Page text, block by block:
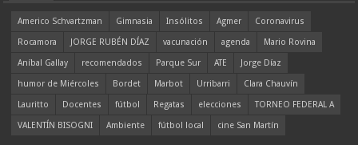
Americo Schvartzman Gimnasia Insólitos Agmer
Coronavirus
Rocamora
JORGE RUBÉN DÍAZ vacunación agenda
Mario Rovina
Aníbal Gallay
recomendados Parque Sur ATE
Jorge Díaz
humor de Miércoles
Bordet Marbot Urribarri
Clara Chauvín
Lauritto
Docentes fútbol Regatas elecciones
TORNEO FEDERAL A
VALENTÍN BISOGNI
Ambiente fútbol local cine San Martín